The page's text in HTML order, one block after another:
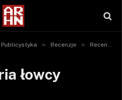
Publicystyka » Recenzje » Recenzje gier
łowcy